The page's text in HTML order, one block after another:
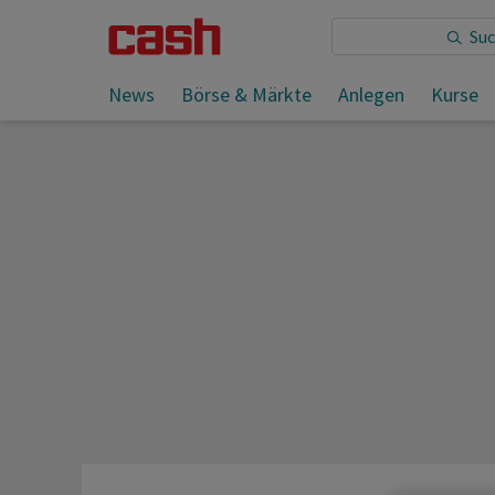
News Börse & Märkte Anlegen Kurse
Sie lesen: